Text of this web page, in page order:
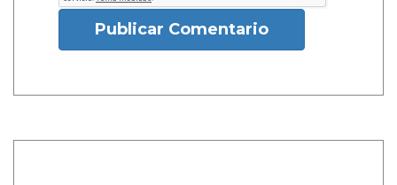
Publicar Comentario